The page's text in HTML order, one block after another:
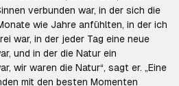
verbunden war, in der sich die
wie Jahre anfühlten, in der ich
war, in der jeder Tag eine neue
und in der die Natur ein
wir waren die Natur“, sagt er. „Eine
mit den besten Momenten